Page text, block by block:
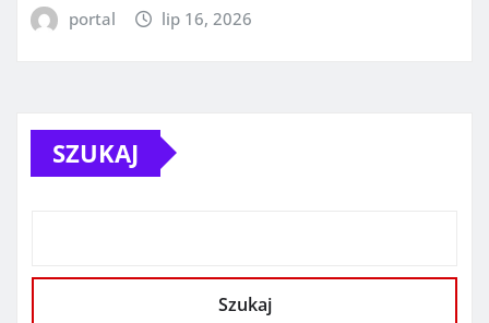
portal lip 16, 2026
SZUKAJ
Szukaj